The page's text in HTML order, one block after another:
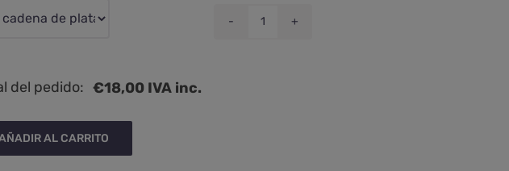
del pedido: €18,00 IVA inc.
AL CARRITO